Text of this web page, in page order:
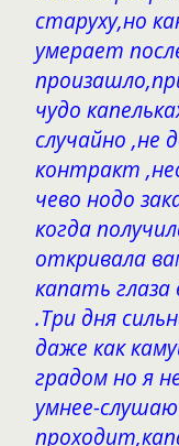
старуху,но
умерает
чудо
случайно ,не
контракт
чево нодо
когда
откривала
капать
.Три дня
даже как
градом но я
умнее-